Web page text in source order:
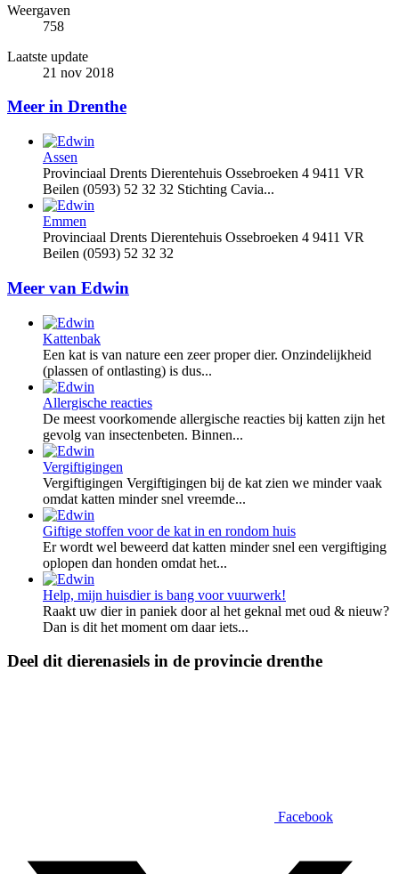
Weergaven
758
Laatste update
21 nov 2018
Meer in Drenthe
Assen
Provinciaal Drents Dierentehuis Ossebroeken 4 9411 VR
Beilen (0593) 52 32 32 Stichting Cavia...
Emmen
Provinciaal Drents Dierentehuis Ossebroeken 4 9411 VR
Beilen (0593) 52 32 32
Meer van Edwin
Kattenbak
Een kat is van nature een zeer proper dier. Onzindelijkheid
(plassen of ontlasting) is dus...
Allergische reacties
De meest voorkomende allergische reacties bij katten zijn het
gevolg van insectenbeten. Binnen...
Vergiftigingen
Vergiftigingen Vergiftigingen bij de kat zien we minder vaak
omdat katten minder snel vreemde...
Giftige stoffen voor de kat in en rondom huis
Er wordt wel beweerd dat katten minder snel een vergiftiging
oplopen dan honden omdat het...
Help, mijn huisdier is bang voor vuurwerk!
Raakt uw dier in paniek door al het geknal met oud & nieuw?
Dan is dit het moment om daar iets...
Deel dit dierenasiels in de provincie drenthe
Facebook